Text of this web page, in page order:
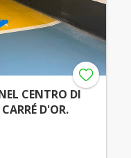
CENTRO DI
D'OR.